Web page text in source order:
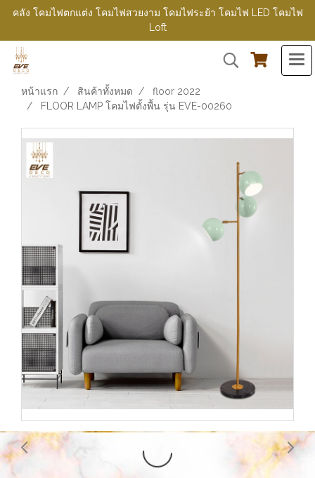
คลัง โคมไฟตกแต่ง โคมไฟสวยงาม โคมไฟระย้า โคมไฟ LED โคมไฟ
Loft
หน้าแรก สินค้าทั้งหมด
floor 2022
FLOOR LAMP โคมไฟตั้งพื้น รุ่น EVE-00260